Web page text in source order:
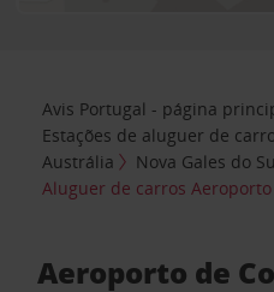
Avis Portugal - página
Estações de aluguer de
Austrália
Nova Gales do
Aluguer de carros
Aeroporto de